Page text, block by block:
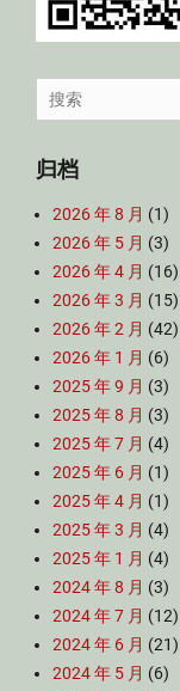
Search
for:
归档
2026 年 8 月 (1)
2026 年 5 月 (3)
2026 年 4 月 (16)
2026 年 3 月 (15)
2026 年 2 月 (42)
2026 年 1 月 (6)
2025 年 9 月 (3)
2025 年 8 月 (3)
2025 年 7 月 (4)
2025 年 6 月 (1)
2025 年 4 月 (1)
2025 年 3 月 (4)
2025 年 1 月 (4)
2024 年 8 月 (3)
2024 年 7 月 (12)
2024 年 6 月 (21)
2024 年 5 月 (6)